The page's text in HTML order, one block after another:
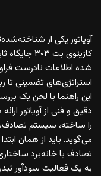
آویاتور یکی از
کازینوی
شده اطلاعات نادرست
استراتژی‌های تضمینی تا
این راهنما با لحن یک
دقیق و فنی از آویاتور
را ساخته، سیستم
می‌گوید. باید از همان
تصادف با خانه‌برد
به یک فعالیت سودآور